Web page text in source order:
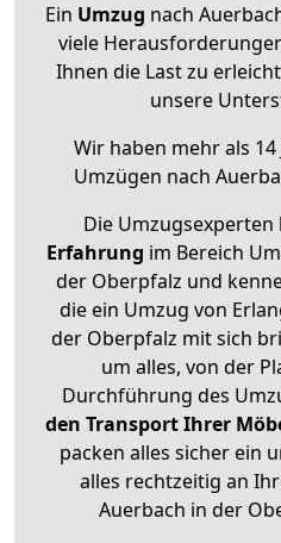
Ein Umzug nach
viele
Ihnen die Last zu
unsere
Wir haben mehr als
Umzügen nach
Die Umzugsexperten
Erfahrung im Bereich
der Oberpfalz und
die ein Umzug von
der Oberpfalz mit sich
um alles, von der
Durchführung des
den Transport Ihrer
packen alles sicher ein
alles rechtzeitig an
Auerbach in der